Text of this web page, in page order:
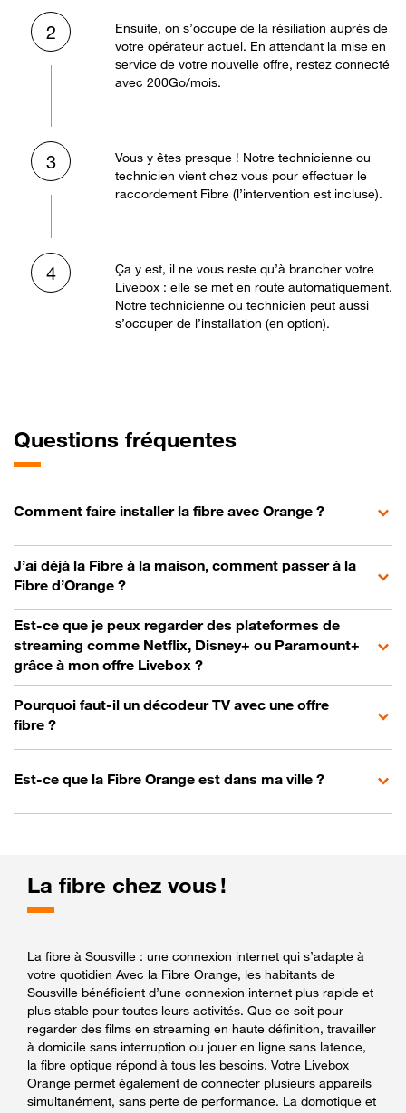
2
Ensuite, on s’occupe de la résiliation auprès de
votre opérateur actuel. En attendant la mise en
service de votre nouvelle offre, restez connecté
avec 200Go/mois.
3
Vous y êtes presque ! Notre technicienne ou
technicien vient chez vous pour effectuer le
raccordement Fibre (l’intervention est incluse).
4
Ça y est, il ne vous reste qu’à brancher votre
Livebox : elle se met en route automatiquement.
Notre technicienne ou technicien peut aussi
s’occuper de l’installation (en option).
Questions fréquentes
Comment faire installer la fibre avec Orange ?
J’ai déjà la Fibre à la maison, comment passer à la
Fibre d’Orange ?
Est-ce que je peux regarder des plateformes de
streaming comme Netflix, Disney+ ou Paramount+
grâce à mon offre Livebox ?
Pourquoi faut-il un décodeur TV avec une offre
fibre ?
Est-ce que la Fibre Orange est dans ma ville ?
La fibre chez vous !
La fibre à Sousville : une connexion internet qui s’adapte à
votre quotidien Avec la Fibre Orange, les habitants de
Sousville bénéficient d’une connexion internet plus rapide et
plus stable pour toutes leurs activités. Que ce soit pour
regarder des films en streaming en haute définition, travailler
à domicile sans interruption ou jouer en ligne sans latence,
la fibre optique répond à tous les besoins. Votre Livebox
Orange permet également de connecter plusieurs appareils
simultanément, sans perte de performance. La domotique et